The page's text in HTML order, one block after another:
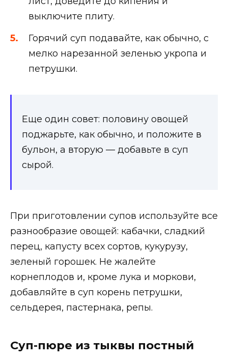
выключите плиту.
Горячий суп подавайте, как обычно, с
мелко нарезанной зеленью укропа и
петрушки.
Еще один совет: половину овощей
поджарьте, как обычно, и положите в
бульон, а вторую — добавьте в суп
сырой.
При приготовлении супов используйте все
разнообразие овощей: кабачки, сладкий
перец, капусту всех сортов, кукурузу,
зеленый горошек. Не жалейте
корнеплодов и, кроме лука и моркови,
добавляйте в суп корень петрушки,
сельдерея, пастернака, репы.
Суп-пюре из тыквы постный